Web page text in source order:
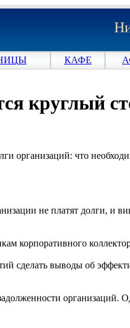
КАФЕ
круглый
организаций: что
не платят долги, и
корпоративного
сделать выводы об